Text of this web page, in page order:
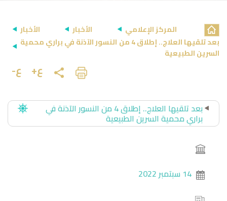
المركز الإعلامي الأخبار
الأخبار
بعد تلقيها العلاج.. إطلاق 4 من النسور الآذنة في براري محمية
السرين الطبيعية
ع+ ع-
بعد تلقيها العلاج.. إطلاق 4 من النسور الآذنة في
براري محمية السرين الطبيعية
14 سبتمبر 2022